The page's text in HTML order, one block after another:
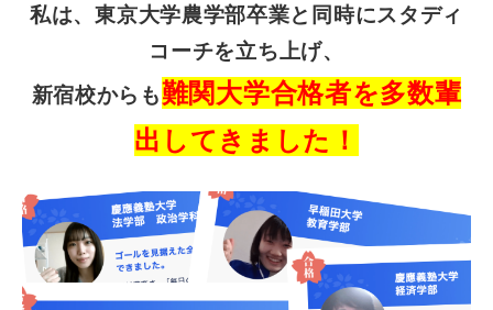
私は、東京大学農学部卒業と同時にスタディ
コーチを立ち上げ、
新宿校からも難関大学合格者を多数輩
出してきました！